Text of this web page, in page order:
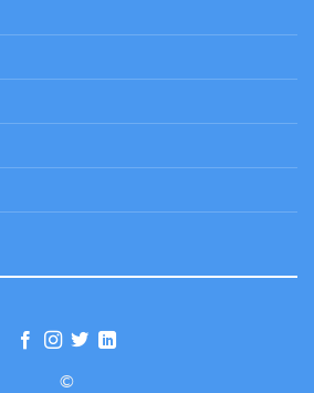
©